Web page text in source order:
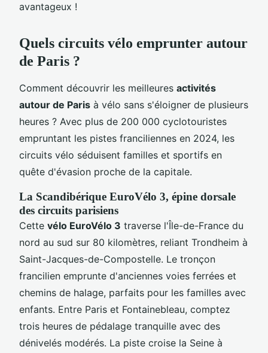
avantageux !
Quels circuits vélo emprunter autour
de Paris ?
Comment découvrir les meilleures activités
autour de Paris à vélo sans s'éloigner de plusieurs
heures ? Avec plus de 200 000 cyclotouristes
empruntant les pistes franciliennes en 2024, les
circuits vélo séduisent familles et sportifs en
quête d'évasion proche de la capitale.
La Scandibérique EuroVélo 3, épine dorsale
des circuits parisiens
Cette vélo EuroVélo 3 traverse l'Île-de-France du
nord au sud sur 80 kilomètres, reliant Trondheim à
Saint-Jacques-de-Compostelle. Le tronçon
francilien emprunte d'anciennes voies ferrées et
chemins de halage, parfaits pour les familles avec
enfants. Entre Paris et Fontainebleau, comptez
trois heures de pédalage tranquille avec des
dénivelés modérés. La piste croise la Seine à